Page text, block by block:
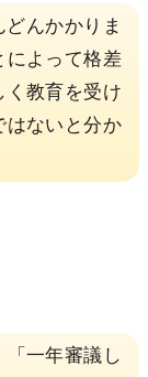
んかかりま
によって格差
く教育を受け
はないと分か
一年審議し